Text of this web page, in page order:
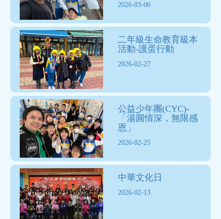
2026-03-06
二年級生命教育級本
活動-護蛋行動
2026-02-27
公益少年團(CYC)-
「湯圓情深，無限感
恩」
2026-02-25
中華文化日
2026-02-13